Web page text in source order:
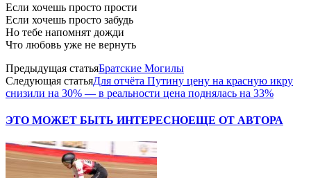
Если хочешь просто прости
Если хочешь просто забудь
Но тебе напомнят дожди
Что любовь уже не вернуть
Предыдущая статьяБратские Могилы
Следующая статьяДля отчёта Путину цену на красную икру
снизили на 30% — в реальности цена поднялась на 33%
ЭТО МОЖЕТ БЫТЬ ИНТЕРЕСНОЕЩЕ ОТ АВТОРА